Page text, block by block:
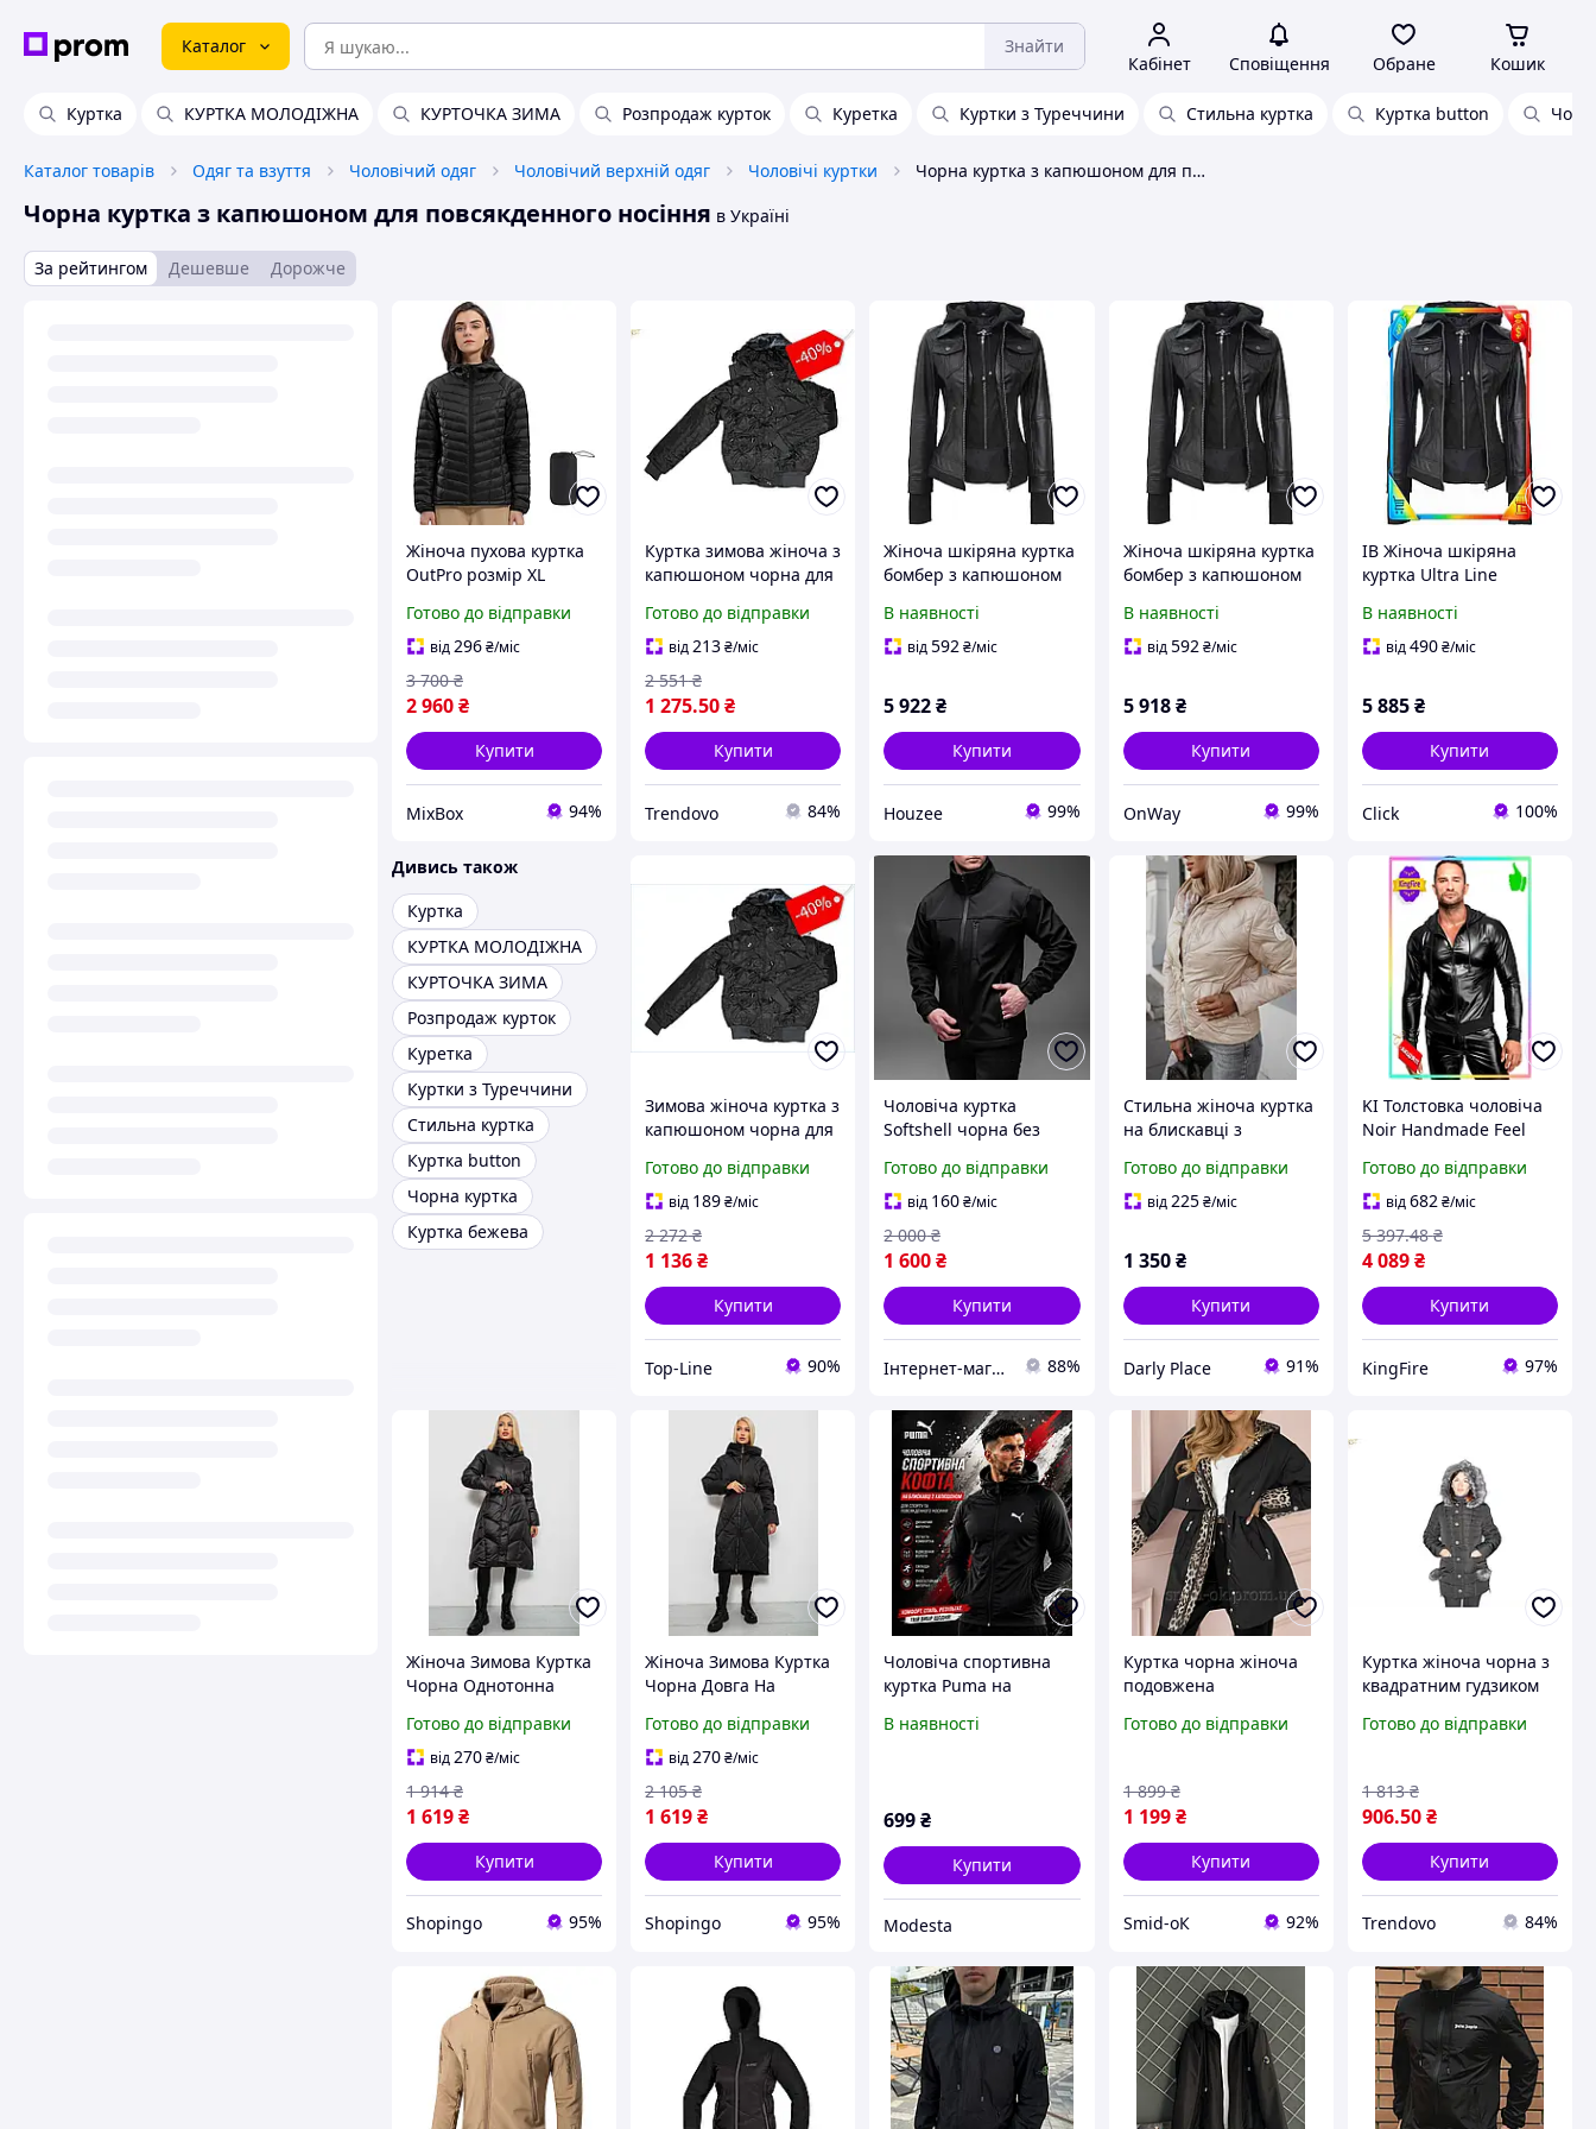
Каталог Знайти
Кабінет Сповіщення Обране Кошик
Куртка КУРТКА МОЛОДІЖНА КУРТОЧКА ЗИМА Розпродаж курток Куретка Куртки з Туреччини Стильна куртка Куртка button
Каталог товарів Одяг та взуття Чоловічий одяг Чоловічий верхній одяг Чоловічі куртки Чорна куртка з капюшоном для повсякденного носіння
Чорна куртка з капюшоном для повсякденного носіння в Україні
За рейтингом Дешевше Дорожче
Жіноча пухова куртка
OutPro розмір XL
куртка з капюшоном,
складана для
подорожей та
активного відпочинку
Готово до відправки
від296₴/міс
2 960₴
3 700 ₴
Купити
MixBox 94%
Куртка зимова жіноча з
капюшоном чорна для
стильний верхній одяг
Готово до відправки
від213₴/міс
1 275.50₴
2 551 ₴
Купити
Trendovo 84%
Жіноча шкіряна куртка
бомбер з капюшоном
носіння стильна
зручна чорна куртка XL
В наявності
від592₴/міс
5 922₴
Купити
Houzee 99%
Жіноча шкіряна куртка
бомбер з капюшоном
шкіра для
повсякденного носіння
В наявності
від592 ₴/міс
5 918 ₴
Купити
OnWay 99%
ІВ Жіноча шкіряна
куртка Ultra Line
капюшоном XL для
повсякденного носіння
В наявності
від490₴/міс
5 885₴
Купити
Click 100%
Дивись також
Куртка
КУРТКА МОЛОДІЖНА
КУРТОЧКА ЗИМА
Розпродаж курток
Куретка
Куртки з Туреччини
Стильна куртка
Куртка button
Чорна куртка
Куртка бежева
Зимова жіноча куртка з
капюшоном чорна для
стильна та зручна
Готово до відправки
від 189₴/міс
1 136₴
2 272 ₴
Купити
Top-Line 90%
Чоловіча куртка
Softshell чорна без
активного відпочинку
та повсякденного
носіння
Готово до відправки
від 160₴/міс
1 600₴
2 000 ₴
Купити
Інтернет-магазин Min Price 88%
Стильна жіноча куртка
на блискавці з
рукавом з капюшоном
на підкладці беж
48 50-52
Готово до відправки
від225 ₴/міс
1 350 ₴
Купити
Darly Place 91%
KI Толстовка чоловіча
Noir Handmade Feel
капюшоном для
повсякденного носіння
стильна куртка для чо
FIR41_R
Готово до відправки
від682₴/міс
4 089₴
5 397.48 ₴
Купити
KingFire 97%
Жіноча Зимова Куртка
Чорна Однотонна
Капюшоном Пуховик
Середньої Довжини З
Готово до відправки
від 270₴/міс
1 619₴
1 914 ₴
Купити
Shopingo 95%
Жіноча Зимова Куртка
Чорна Довга На
Капюшоном Кишенями
На Блискавці Ager
Готово до відправки
від270₴/міс
1 619₴
2 105 ₴
Купити
Shopingo 95%
Чоловіча спортивна
куртка Puma на
капюшоном легка
носіння
В наявності
699₴
Купити
Modesta
Куртка чорна жіноча
подовжена
підкладкою-леопард
сумку з леопардовим
принтом
Готово до відправки
1 199 ₴
1 899 ₴
Купити
Smid-оК 92%
Куртка жіноча чорна з
квадратним гудзиком
носіння стильний
Готово до відправки
906.50₴
1 813 ₴
Купити
Trendovo 84%